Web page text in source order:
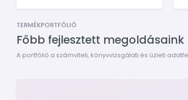
TERMÉKPORTFÓLIÓ
Főbb fejlesztett megoldásaink
A portfólió a számviteli, könyvvizsgálati és üzleti